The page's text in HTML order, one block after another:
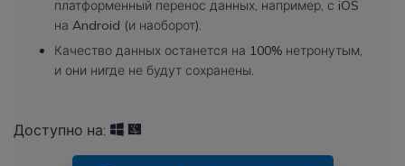
платформенный перенос данных, например, с iOS
на Android (и наоборот).
Качество данных останется на 100% нетронутым,
и они нигде не будут сохранены.
Доступно на: